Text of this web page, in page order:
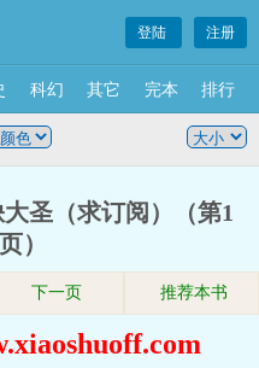
登陆 注册
科幻 其它 完本 排行
圣（求订阅）（第1
）
下一页 推荐本书